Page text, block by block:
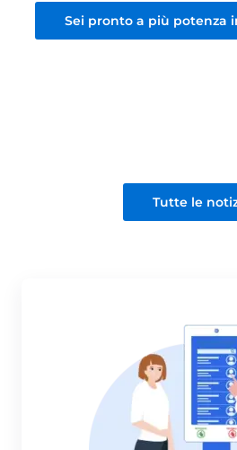
Sei pronto a più potenza
Tutte le